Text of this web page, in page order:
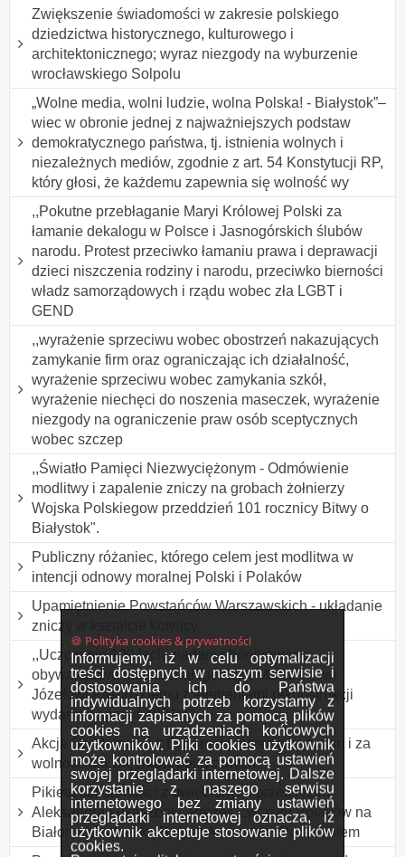
🍪 Polityka cookies & prywatności
Informujemy, iż w celu optymalizacji
treści dostępnych w naszym serwisie i
dostosowania ich do Państwa
indywidualnych potrzeb korzystamy z
informacji zapisanych za pomocą plików
cookies na urządzeniach końcowych
użytkowników. Pliki cookies użytkownik
może kontrolować za pomocą ustawień
swojej przeglądarki internetowej. Dalsze
korzystanie z naszego serwisu
internetowego bez zmiany ustawień
przeglądarki internetowej oznacza, iż
użytkownik akceptuje stosowanie plików
cookies.
Zwiększenie świadomości w zakresie polskiego
dziedzictwa historycznego, kulturowego i
architektonicznego; wyraz niezgody na wyburzenie
wrocławskiego Solpolu
„Wolne media, wolni ludzie, wolna Polska! - Białystok”–
wiec w obronie jednej z najważniejszych podstaw
demokratycznego państwa, tj. istnienia wolnych i
niezależnych mediów, zgodnie z art. 54 Konstytucji RP,
który głosi, że każdemu zapewnia się wolność wy
,,Pokutne przebłaganie Maryi Królowej Polski za
łamanie dekalogu w Polsce i Jasnogórskich ślubów
narodu. Protest przeciwko łamaniu prawa i deprawacji
dzieci niszczenia rodziny i narodu, przeciwko bierności
władz samorządowych i rządu wobec zła LGBT i
GEND
,,wyrażenie sprzeciwu wobec obostrzeń nakazujących
zamykanie firm oraz ograniczając ich działalność,
wyrażenie sprzeciwu wobec zamykania szkół,
wyrażenie niechęci do noszenia maseczek, wyrażenie
niezgody na ograniczenie praw osób sceptycznych
wobec szczep
,,Światło Pamięci Niezwyciężonym - Odmówienie
modlitwy i zapalenie zniczy na grobach żołnierzy
Wojska Polskiegow przeddzień 101 rocznicy Bitwy o
Białystok".
Publiczny różaniec, którego celem jest modlitwa w
intencji odnowy moralnej Polski i Polaków
Upamiętnienie Powstańców Warszawskich - układanie
zniczy w kształcie kotwicy
,,Uczczenie 100 lecia nadania honorowego
obywatelstwa miasta Białegostoku Marszałkowi
Józefowi Piłsudskiemu z elementami rekonstrukcji
wydarzeń sprzed 100 lat"
Akcja Solidarności z Białorusią, przeciw torturom i za
wolność dla więźniów politycznych.
Pikieta solidarności z uwięzionymi przez reżim
Aleksandra Łukaszenki, Prezes Związku Polaków na
Białorusi Andżeliką Borys i Andrzejem Poczobutem